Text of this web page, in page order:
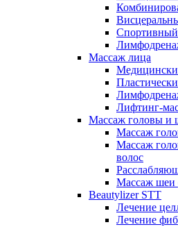
Массаж лица
Лифтинг-
Массаж головы и
Массаж
Массаж
волос
Массаж
Beautylizer STT
Лечение
Лечение